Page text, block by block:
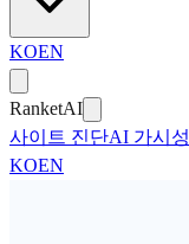
KOEN
RanketAI
사이트 진단AI 가시성
KOEN